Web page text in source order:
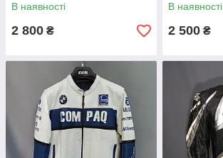
В наявності
2 800 ₴
В наявності
2 500 ₴